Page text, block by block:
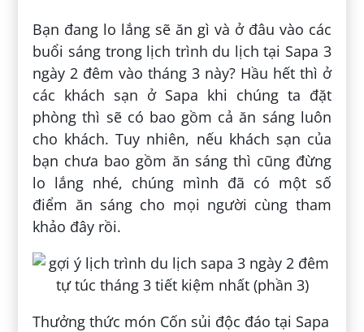
Bạn đang lo lắng sẽ ăn gì và ở đâu vào các
buổi sáng trong lịch trình du lịch tại Sapa 3
ngày 2 đêm vào tháng 3 này? Hầu hết thì ở
các khách sạn ở Sapa khi chúng ta đặt
phòng thì sẽ có bao gồm cả ăn sáng luôn
cho khách. Tuy nhiên, nếu khách sạn của
bạn chưa bao gồm ăn sáng thì cũng đừng
lo lắng nhé, chúng mình đã có một số
điểm ăn sáng cho mọi người cùng tham
khảo đây rồi.
Thưởng thức món Cốn sủi độc đáo tại Sapa